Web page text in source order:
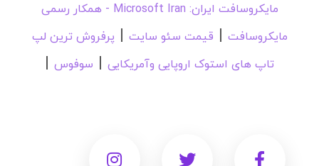
مایکروسافت ایران: Microsoft Iran - همکار رسمی
مایکروسافت | قیمت سئو سایت |پرفروش ترین لپ
تاپ های استوک اروپایی وآمریکایی | سوفوس |